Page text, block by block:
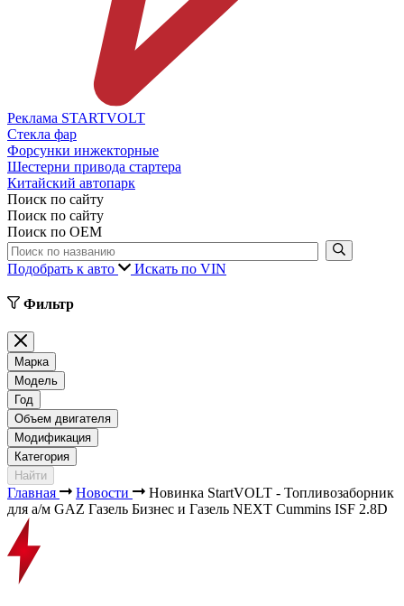
Реклама STARTVOLT
Стекла фар
Форсунки инжекторные
Шестерни привода стартера
Китайский автопарк
Поиск по сайту
Поиск по сайту
Поиск по ОЕМ
Подобрать к авто Искать по VIN
Фильтр
Марка
Модель
Год
Объем двигателя
Модификация
Категория
Найти
Главная Новости
Новинка StartVOLT - Топливозаборник
для а/м GAZ Газель Бизнес и Газель NEXT Cummins ISF 2.8D